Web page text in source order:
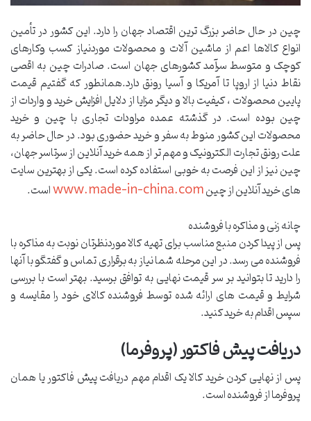
چین در حال حاضر بزرگ ترین اقتصاد جهان را دارد. این کشور در تأمین
انواع کالاها اعم از ماشین آلات و محصولات موردنیاز کسب وکارهای
کوچک و متوسط سرآمد کشورهای جهان است. صادرات چین به اقصی
نقاط دنیا از اروپا تا آمریکا و آسیا رونق دارد.همانطور که گفتیم قیمت
پایین محصولات ، کیفیت بالا و دیگر مزایا از دلایل افزایش خرید و واردات از
چین بوده است. در گذشته عمده مراودات تجاری با چین و خرید
محصولات این کشور منوط به سفر و خرید حضوری بود. در حال حاضر به
علت رونق تجارت الکترونیک و مهم تر از همه خرید آنلاین از سرتاسر جهان،
چین نیز از این فرصت به خوبی استفاده کرده است. یکی از بهترین سایت
های خرید آنلاین از چینwww.made-in-china.comاست.
چانه زنی و مذاکره با فروشنده
پس از پیدا کردن منبع مناسب برای تهیه کالا موردنظرتان نوبت به مذاکره با
فروشنده می رسد. در این مرحله شما نیاز به برقراری تماس و گفتگو با آنها
را دارید تا بتوانید بر سر قیمت نهایی به توافق برسید. بهتر است با بررسی
شرایط و قیمت های ارائه شده توسط فروشنده کالای خود را مقایسه و
سپس اقدام به خرید کنید.
دریافت پیش فاکتور (پروفرما)
پس از نهایی کردن خرید کالا یک اقدام مهم دریافت پیش فاکتور یا همان
پروفرما از فروشنده است.